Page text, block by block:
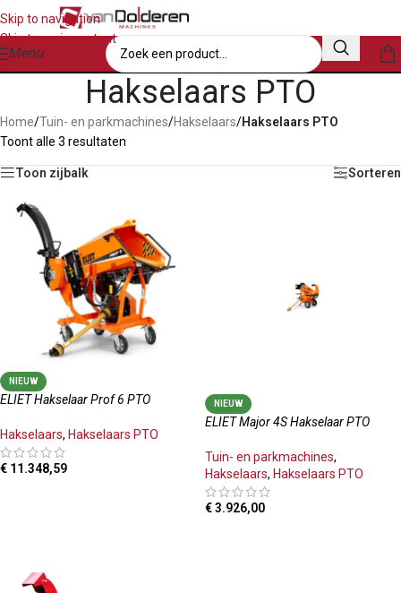
Skip to navigation
Skip to main content
Menu
Hakselaars PTO
Home/Tuin- en parkmachines/Hakselaars/Hakselaars PTO
Toont alle 3 resultaten
Toon zijbalk Sorteren
NIEUW
ELIET Hakselaar Prof 6 PTO
Hakselaars, Hakselaars PTO
€ 11.348,59
NIEUW
ELIET Major 4S Hakselaar PTO
Tuin- en parkmachines,
Hakselaars, Hakselaars PTO
€3.926,00